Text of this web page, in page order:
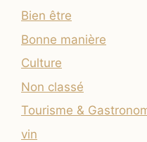
Bien être
Bonne manière
Culture
Non classé
Tourisme &
vin